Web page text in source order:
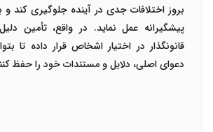
بروز اختلافات جدی در آینده جلوگیری کند و
پیشگیرانه عمل نماید. در واقع، تأمین
قانونگذار در اختیار اشخاص قرار داده تا
دعوای اصلی، دلایل و مستندات خود را حفظ